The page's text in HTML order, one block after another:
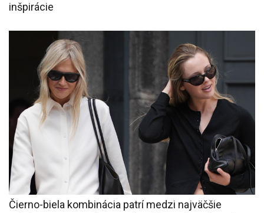
inšpirácie
Čierno-biela kombinácia patrí medzi najväčšie